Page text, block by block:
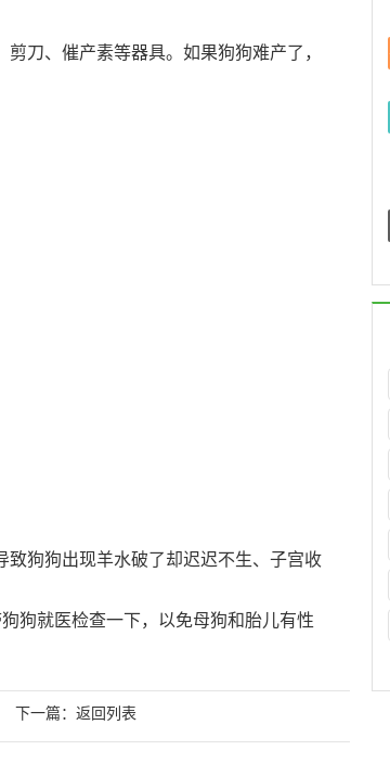
刀、催产素等器具。如果狗狗难产了，
狗狗出现羊水破了却迟迟不生、子宫收
狗就医检查一下，以免母狗和胎儿有性
下一篇：返回列表